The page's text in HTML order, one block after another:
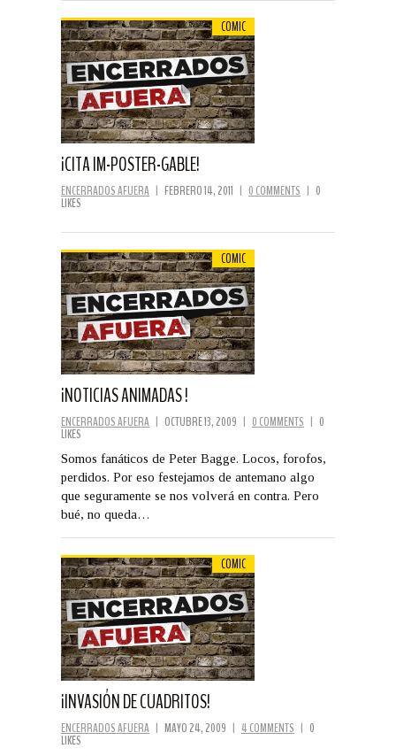
COMIC
¡CITA IM-POSTER-GABLE!
ENCERRADOS AFUERA | FEBRERO 14, 2011 | 0 COMMENTS | 0
LIKES
COMIC
¡NOTICIAS ANIMADAS !
ENCERRADOS AFUERA | OCTUBRE 13, 2009 | 0 COMMENTS | 0
LIKES
Somos fanáticos de Peter Bagge. Locos, forofos,
perdidos. Por eso festejamos de antemano algo
que seguramente se nos volverá en contra. Pero
bué, no queda…
COMIC
¡INVASIÓN DE CUADRITOS!
ENCERRADOS AFUERA | MAYO 24, 2009 | 4 COMMENTS | 0
LIKES